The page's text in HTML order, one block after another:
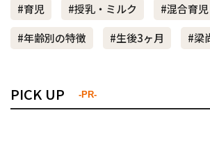
#育児 #授乳・ミルク
#混合育児
#年齢別の特徴
#生後3ヶ月 #梁
PICK UP -PR-